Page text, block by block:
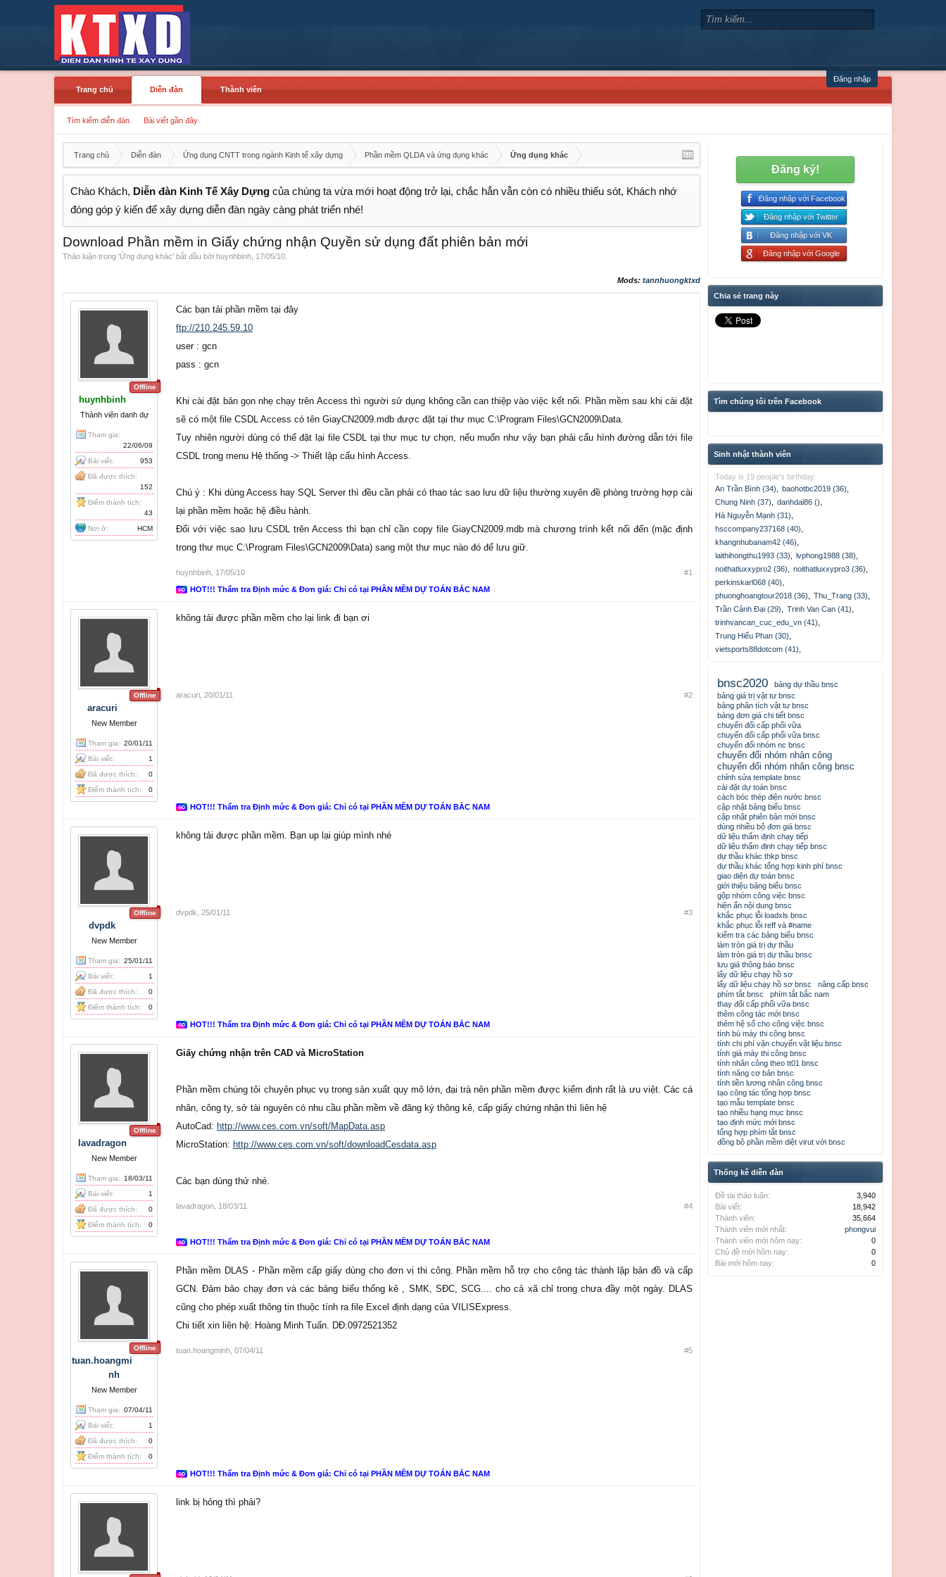
Đăng nhập
Trang chủ
Diễn đàn
Tìm kiếm diễn đàn Bài viết gần đây
Thành viên
Trang chủ Diễn đàn Ứng dụng CNTT trong ngành Kinh tế xây dựng Phần mềm QLDA và ứng dụng khác Ứng dụng khác
Chào Khách, Diễn đàn Kinh Tế Xây Dựng của chúng ta vừa mới hoạt động trở lại, chắc hẳn vẫn còn có nhiều thiếu sót, Khách nhớ
đóng góp ý kiến để xây dựng diễn đàn ngày càng phát triển nhé!
Download Phần mềm in Giấy chứng nhận Quyền sử dụng đất phiên bản mới
Thảo luận trong 'Ứng dụng khác' bắt đầu bởi huynhbinh 17/05/10
Mods: tannhuongktxd
Offline
huynhbinh
Thành viên danh dự
Tham gia:
22/06/09
Bài viết:
953
Đã được thích:
152
Điểm thành tích:
43
Nơi ở:
HCM
Các bạn tải phần mềm tại đây
ftp://210.245.59.10
user : gcn
pass : gcn
Khi cài đặt bản gọn nhẹ chạy trên Access thì người sử dụng không cần can thiệp vào việc kết nối. Phần mềm sau khi cài đặt
sẽ có một file CSDL Access có tên GiayCN2009.mdb được đặt tại thư mục C:\Program Files\GCN2009\Data.
Tuy nhiên người dùng có thể đặt lại file CSDL tại thư mục tự chọn, nếu muốn như vậy bạn phải cấu hình đường dẫn tới file
CSDL trong menu Hệ thống -> Thiết lập cấu hình Access.
Chú ý : Khi dùng Access hay SQL Server thì đều cần phải có thao tác sao lưu dữ liệu thường xuyên đề phòng trường hợp cài
lại phần mềm hoặc hệ điều hành.
Đối với việc sao lưu CSDL trên Access thì bạn chỉ cần copy file GiayCN2009.mdb mà chương trình kết nối đến (mặc định
trong thư mục C:\Program Files\GCN2009\Data) sang một thư mục nào đó để lưu giữ.
huynhbinh 17/05/10
#1
HOT!!! Thẩm tra Định mức & Đơn giá: Chỉ có tại PHẦN MỀM DỰ TOÁN BẮC NAM
Offline
aracuri
New Member
Tham gia: 20/01/11
Bài viết:
1
Đã được thích:
0
Điểm thành tích:
0
không tải được phần mềm cho lại link đi bạn ơi
aracuri 20/01/11 #2
HOT!!! Thẩm tra Định mức & Đơn giá: Chỉ có tại PHẦN MỀM DỰ TOÁN BẮC NAM
Offline
dvpdk
New Member
Tham gia: 25/01/11
Bài viết:
1
Đã được thích:
0
Điểm thành tích:
0
không tải được phần mềm. Bạn up lại giúp mình nhé
dvpdk 25/01/11 #3
HOT!!! Thẩm tra Định mức & Đơn giá: Chỉ có tại PHẦN MỀM DỰ TOÁN BẮC NAM
Offline
lavadragon
New Member
Tham gia:
18/03/11
Bài viết:
1
Đã được thích:
0
Điểm thành tích:
0
Giấy chứng nhận trên CAD và MicroStation
Phần mềm chúng tôi chuyên phục vụ trong sản xuất quy mô lớn, đại trà nên phần mềm được kiểm định rất là ưu việt. Các cá
nhân, công ty, sở tài nguyên có nhu cầu phần mềm về đăng ký thông kê, cấp giấy chứng nhận thì liên hệ
AutoCad: http://www.ces.com.vn/soft/MapData.asp
MicroStation: http://www.ces.com.vn/soft/downloadCesdata.asp
Các bạn dùng thử nhé.
lavadragon 18/03/11 #4
HOT!!! Thẩm tra Định mức & Đơn giá: Chỉ có tại PHẦN MỀM DỰ TOÁN BẮC NAM
Offline
tuan.hoangmi
nh
New Member
Tham gia: 07/04/11
Bài viết:
1
Đã được thích:
0
Điểm thành tích:
0
Phần mềm DLAS - Phần mềm cấp giấy dùng cho đơn vị thi công. Phần mềm hỗ trợ cho công tác thành lập bản đồ và cấp
GCN. Đảm bảo chạy đơn và các bảng biểu thống kê , SMK, SĐC, SCG.... cho cả xã chỉ trong chưa đầy một ngày. DLAS
cũng cho phép xuất thông tin thuộc tính ra file Excel định dạng của VILISExpress.
Chi tiết xin liên hệ: Hoàng Minh Tuấn. DĐ:0972521352
tuan.hoangminh 07/04/11 #5
HOT!!! Thẩm tra Định mức & Đơn giá: Chỉ có tại PHẦN MỀM DỰ TOÁN BẮC NAM
link bị hỏng thì phải?
Đăng ký!
Đăng nhập với Facebook
Đăng nhập với Twitter
Đăng nhập với VK
Đăng nhập với Google
Chia sẻ trang này
Tìm chúng tôi trên Facebook
Sinh nhật thành viên
Today is 19 people's birthday.
An Trần Bình (34)
baohotbc2019 (36)
Chung Ninh (37)
danhdai86 ()
Hà Nguyễn Mạnh (31)
hsccompany237168 (40)
khangnhubanam42 (46)
laithihongthu1993 (33)
lvphong1988 (38)
noithatluxxypro2 (36)
noithatluxxypro3 (36)
perkinskarl068 (40)
phuonghoangtour2018 (36)
Thu_Trang (33)
Trần Cảnh Đại (29)
Trinh Van Can (41)
trinhvancan_cuc_edu_vn (41)
Trung Hiếu Phan (30)
vietsports88dotcom (41)
bnsc2020
bảng dự thầu bnsc
bảng giá trị vật tư bnsc
bảng phân tích vật tư bnsc
bảng đơn giá chi tiết bnsc
chuyển đổi cấp phối vữa
chuyển đổi cấp phối vữa bnsc
chuyển đổi nhóm nc bnsc
chuyển đổi nhóm nhân công
chuyển đổi nhóm nhân công bnsc
chỉnh sửa template bnsc
cài đặt dự toán bnsc
cách bóc thép điện nước bnsc
cập nhật bảng biểu bnsc
cập nhật phiên bản mới bnsc
dùng nhiều bộ đơn giá bnsc
dữ liệu thẩm định chạy tiếp
dữ liệu thẩm định chạy tiếp bnsc
dự thầu khác thkp bnsc
dự thầu khác tổng hợp kinh phí bnsc
giao diện dự toán bnsc
giới thiệu bảng biểu bnsc
gộp nhóm công việc bnsc
hiện ẩn nội dung bnsc
khắc phục lỗi loadxls bnsc
khắc phục lỗi reff và #name
kiểm tra các bảng biểu bnsc
làm tròn giá trị dự thầu
làm tròn giá trị dự thầu bnsc
lưu giá thông báo bnsc
lấy dữ liệu chạy hồ sơ
lấy dữ liệu chạy hồ sơ bnsc
nâng cấp bnsc
phím tắt bnsc
phím tắt bắc nam
thay đổi cấp phối vữa bnsc
thêm công tác mới bnsc
thêm hệ số cho công việc bnsc
tính bù máy thi công bnsc
tính chi phí vận chuyển vật liệu bnsc
tính giá máy thi công bnsc
tính nhân công theo tt01 bnsc
tính năng cơ bản bnsc
tính tiền lương nhân công bnsc
tạo công tác tổng hợp bnsc
tạo mẫu template bnsc
tạo nhiều hạng mục bnsc
tạo định mức mới bnsc
tổng hợp phím tắt bnsc
đồng bộ phần mềm diệt virut với bnsc
Thống kê diễn đàn
Đề tài thảo luận:
3,940
Bài viết:
18,942
Thành viên:
35,664
Thành viên mới nhất:
phongvui
Thành viên mới hôm nay:
0
Chủ đề mới hôm nay:
0
Bài mới hôm nay:
0